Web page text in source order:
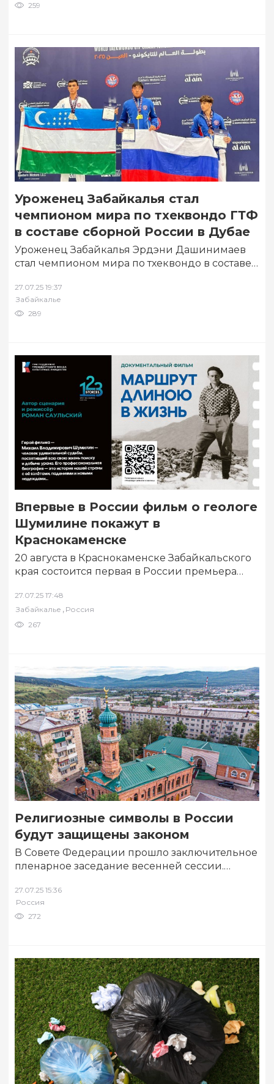
259
Уроженец Забайкалья стал
чемпионом мира по тхеквондо ГТФ
в составе сборной России в Дубае
Уроженец Забайкалья Эрдэни Дашинимаев
стал чемпионом мира по тхеквондо в составе
Дубае. Об этом…
27.07.25 19:37
Забайкалье
289
Впервые в России фильм о геологе
Шумилине покажут в
Краснокаменске
20 августа в Краснокаменске Забайкальского
края состоится первая в России премьера
жизнь» (12+), посвящённого…
27.07.25 17:48
Забайкалье , Россия
267
Религиозные символы в России
будут защищены законом
В Совете Федерации прошло заключительное
пленарное заседание весенней сессии.
закон о запрете искажения или…
27.07.25 15:36
Россия
272